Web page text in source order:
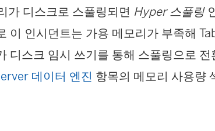
가 디스크로 스풀링되면 Hyper 스풀링
이 인시던트는 가용 메모리가 부족해
디스크 임시 쓰기를 통해 스풀링으로
데이터 엔진 항목의 메모리 사용량